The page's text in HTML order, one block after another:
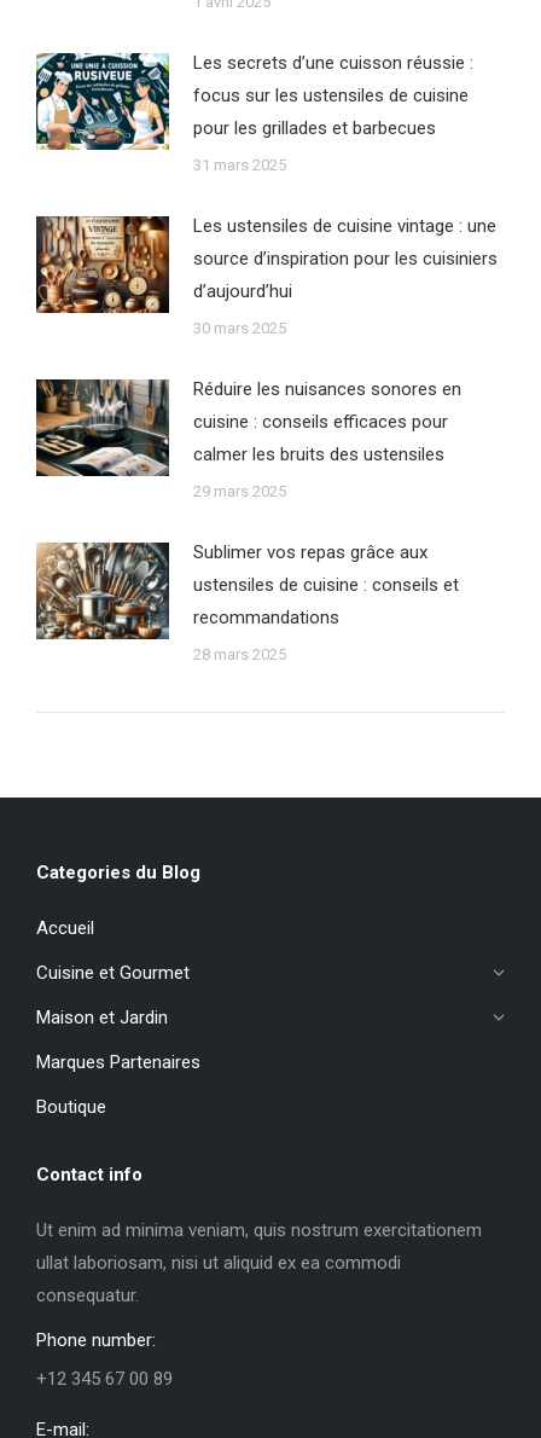
Les secrets d’une cuisson réussie :
focus sur les ustensiles de cuisine
pour les grillades et barbecues
31 mars 2025
Les ustensiles de cuisine vintage : une
source d’inspiration pour les cuisiniers
d’aujourd’hui
30 mars 2025
Réduire les nuisances sonores en
cuisine : conseils efficaces pour
calmer les bruits des ustensiles
29 mars 2025
Sublimer vos repas grâce aux
ustensiles de cuisine : conseils et
recommandations
28 mars 2025
Categories du Blog
Accueil
Cuisine et Gourmet
Maison et Jardin
Marques Partenaires
Boutique
Contact info
Ut enim ad minima veniam, quis nostrum exercitationem
ullat laboriosam, nisi ut aliquid ex ea commodi
consequatur.
Phone number:
+12 345 67 00 89
E-mail: